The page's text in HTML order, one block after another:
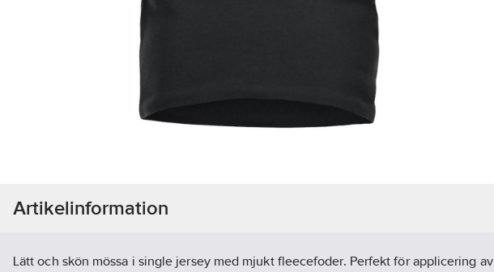
Artikelinformation
Lätt och skön mössa i single jersey med mjukt fleecefoder. Perfekt för applicering av